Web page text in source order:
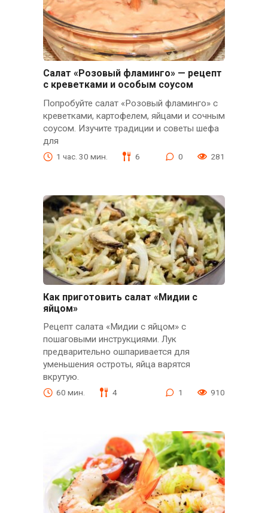
Салат «Розовый фламинго» — рецепт
с креветками и особым соусом
Попробуйте салат «Розовый фламинго» с
креветками, картофелем, яйцами и сочным
соусом. Изучите традиции и советы шефа
для
1 час. 30 мин. 6 0 281
Как приготовить салат «Мидии с
яйцом»
Рецепт салата «Мидии с яйцом» с
пошаговыми инструкциями. Лук
предварительно ошпаривается для
уменьшения остроты, яйца варятся
вкрутую.
60 мин. 4 1 910